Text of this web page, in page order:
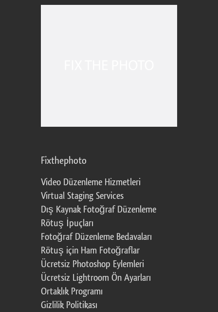
Fixthephoto
Video Düzenleme Hizmetleri
Virtual Staging Services
Dış Kaynak Fotoğraf Düzenleme
Rötuş İpuçları
Fotoğraf Düzenleme Bedavaları
Rötuş için Ham Fotoğraflar
Ücretsiz Photoshop Eylemleri
Ücretsiz Lightroom Ön Ayarları
Ortaklık Programı
Gizlilik Politikası